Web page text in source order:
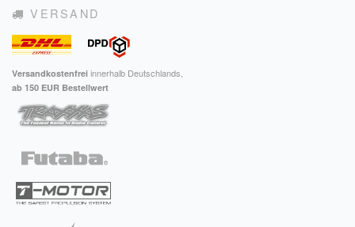
VERSAND
Versandkostenfrei innerhalb Deutschlands,
ab 150 EUR Bestellwert